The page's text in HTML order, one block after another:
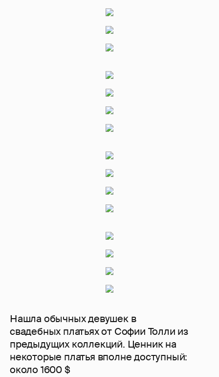
Нашла обычных девушек в
свадебных платьях от Софии Толли из
предыдущих коллекций. Ценник на
некоторые платья вполне доступный:
около 1600 $